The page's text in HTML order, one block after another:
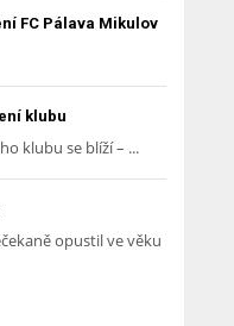
FC Pálava Mikulov
klubu
klubu se blíží – ...
opustil ve věku